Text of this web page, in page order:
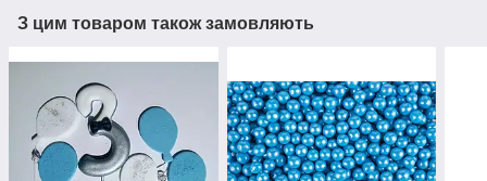
З цим товаром також замовляють